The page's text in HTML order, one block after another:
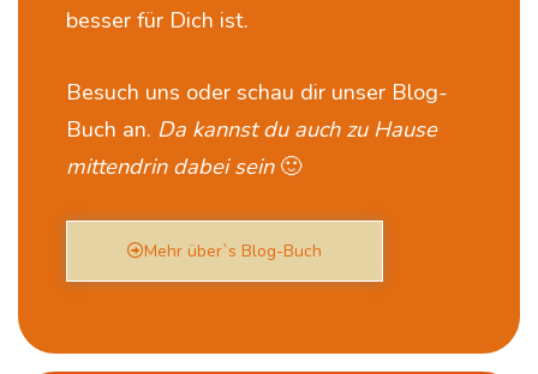
besser für Dich ist.
Besuch uns oder schau dir unser Blog-
Buch an. Da kannst du auch zu Hause
mittendrin dabei sein 🙂
Mehr über`s Blog-Buch